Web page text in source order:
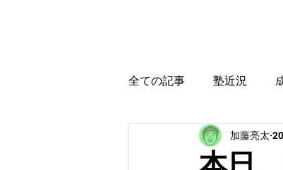
全ての記事 塾近況
育児・教育本感想加藤亮太